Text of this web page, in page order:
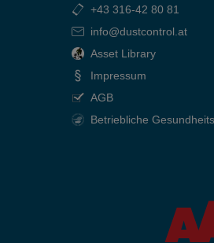
+43 316-42 80 81
info@dustcontrol.at
Asset Library
Impressum
AGB
Betriebliche